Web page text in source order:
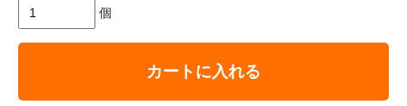
個
カートに入れる